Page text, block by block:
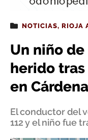
NOTICIAS, RIOJA
Un niño
herido
en
El conductor del
112 y el niño fue